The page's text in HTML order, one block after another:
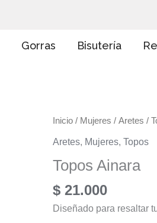
Gorras Bisutería
Inicio / Mujeres / Aretes /
Aretes, Mujeres, Topos
Topos Ainara
$ 21.000
Diseñado para resaltar
Topos
g
e